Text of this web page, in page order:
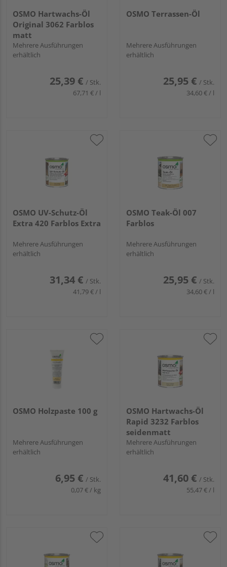
OSMO Hartwachs-Öl
Original 3062 Farblos
matt
Mehrere Ausführungen
erhältlich
25,39 € / Stk.
67,71 € / l
OSMO Terrassen-Öl
Mehrere Ausführungen
erhältlich
25,95 € / Stk.
34,60 € / l
OSMO UV-Schutz-Öl
Extra 420 Farblos Extra
Mehrere Ausführungen
erhältlich
31,34 € / Stk.
41,79 € / l
OSMO Teak-Öl 007
Farblos
Mehrere Ausführungen
erhältlich
25,95 € / Stk.
34,60 € / l
OSMO Holzpaste 100 g
Mehrere Ausführungen
erhältlich
6,95 € / Stk.
0,07 € / kg
OSMO Hartwachs-Öl
Rapid 3232 Farblos
seidenmatt
Mehrere Ausführungen
erhältlich
41,60 € / Stk.
55,47 € / l